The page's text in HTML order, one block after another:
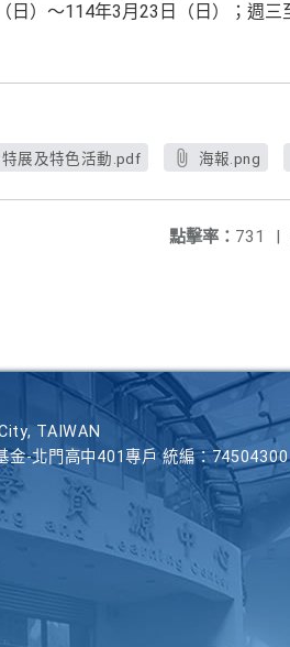
日）～114年3月23日（日）；週三
特展及特色活動.pdf 海報.png
點擊率： 731 |
TAIWAN
金-北門高中401專戶 統編：74504300